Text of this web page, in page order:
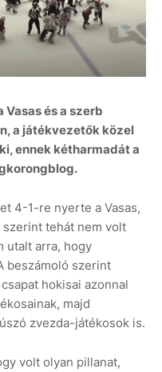
és a szerb
a játékvezetők közel
ennek kétharmadát a
4-1-re nyerte a Vasas,
tehát nem volt
utalt arra, hogy
beszámoló szerint
hokisai azonnal
majd
zvezda-játékosok is.
volt olyan pillanat,